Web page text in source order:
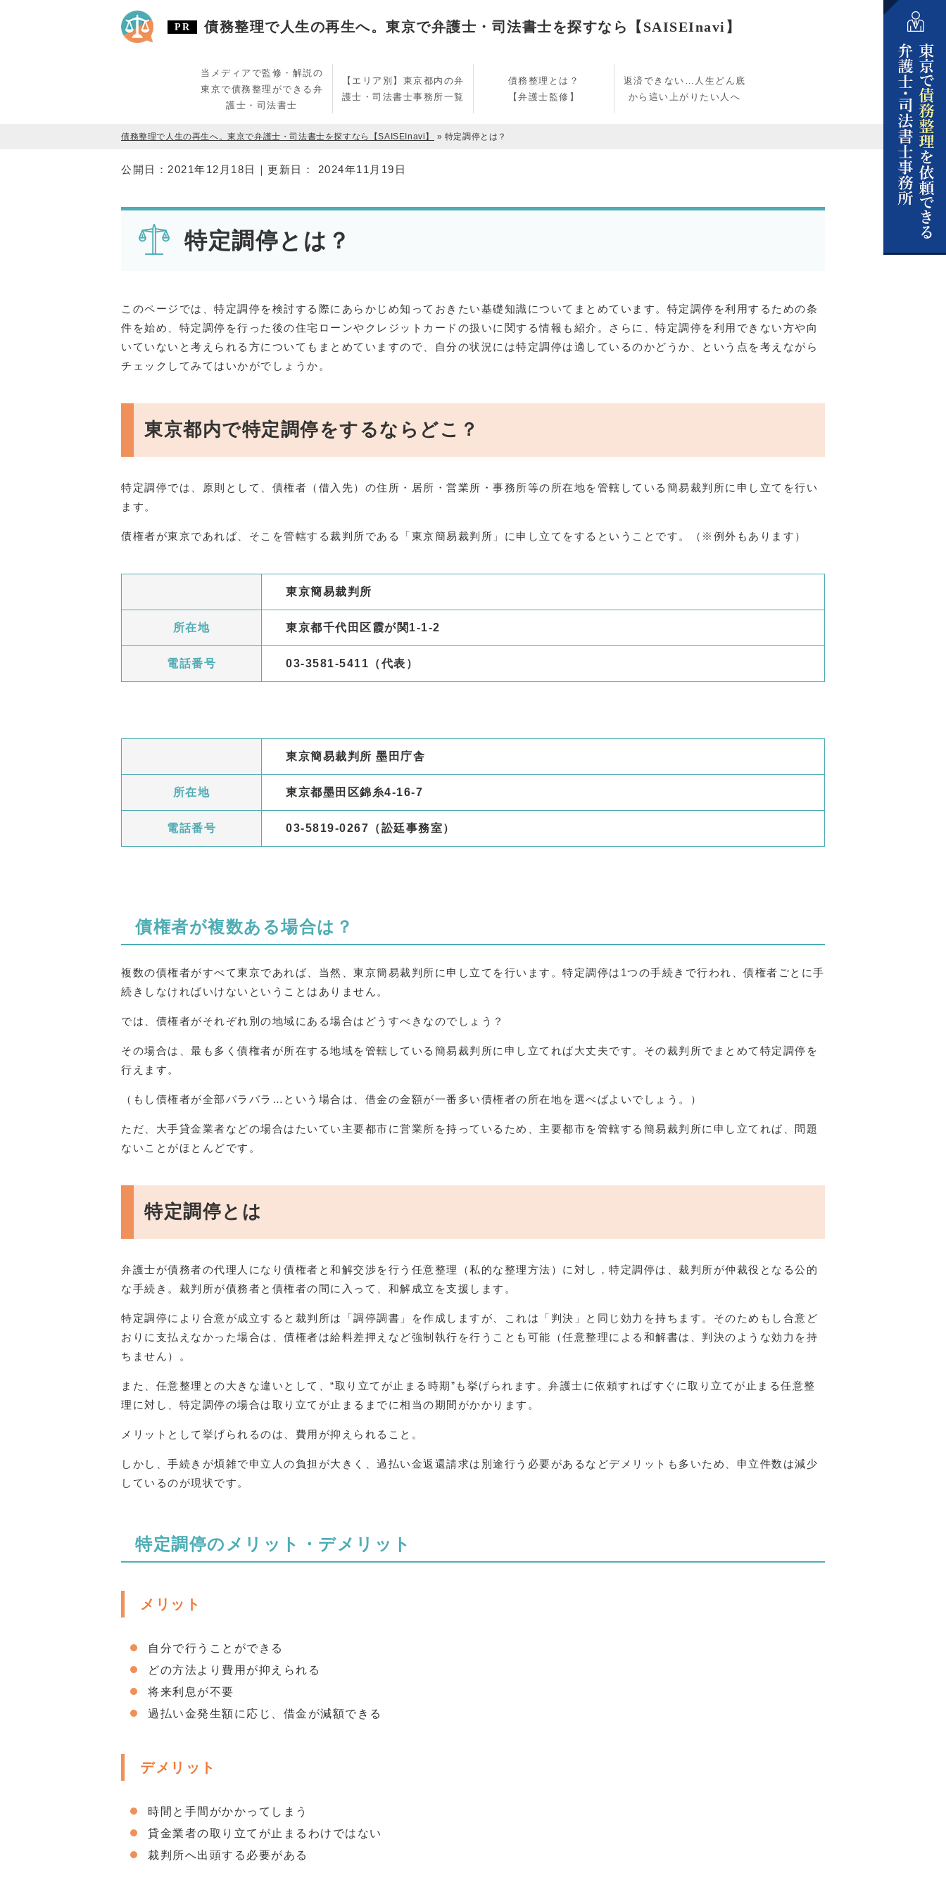
債務整理で人生の再生へ。東京で弁護士・司法書士を探すなら【SAISEInavi】
当メディアで監修・解説の
東京で債務整理ができる弁
護士・司法書士
【エリア別】東京都内の弁
護士・司法書士事務所一覧
債務整理とは？
【弁護士監修】
返済できない…人生どん底
から這い上がりたい人へ
債務整理で人生の再生へ。東京で弁護士・司法書士を探すなら【SAISEInavi】 » 特定調停とは？
公開日： 2021年12月18日 ｜更新日： 2024年11月19日
特定調停とは？
このページでは、特定調停を検討する際にあらかじめ知っておきたい基礎知識についてまとめています。特定調停を利用するための条
件を始め、特定調停を行った後の住宅ローンやクレジットカードの扱いに関する情報も紹介。さらに、特定調停を利用できない方や向
いていないと考えられる方についてもまとめていますので、自分の状況には特定調停は適しているのかどうか、という点を考えながら
チェックしてみてはいかがでしょうか。
東京都内で特定調停をするならどこ？
特定調停では、原則として、債権者（借入先）の住所・居所・営業所・事務所等の所在地を管轄している簡易裁判所に申し立てを行い
ます。
債権者が東京であれば、そこを管轄する裁判所である「東京簡易裁判所」に申し立てをするということです。（※例外もあります）
東京簡易裁判所
所在地 東京都千代田区霞が関1‐1‐2
電話番号 03‐3581‐5411（代表）
東京簡易裁判所 墨田庁舎
所在地 東京都墨田区錦糸4‐16‐7
電話番号 03‐5819‐0267（訟廷事務室）
債権者が複数ある場合は？
複数の債権者がすべて東京であれば、当然、東京簡易裁判所に申し立てを行います。特定調停は1つの手続きで行われ、債権者ごとに手
続きしなければいけないということはありません。
では、債権者がそれぞれ別の地域にある場合はどうすべきなのでしょう？
その場合は、最も多く債権者が所在する地域を管轄している簡易裁判所に申し立てれば大丈夫です。その裁判所でまとめて特定調停を
行えます。
（もし債権者が全部バラバラ…という場合は、借金の金額が一番多い債権者の所在地を選べばよいでしょう。）
ただ、大手貸金業者などの場合はたいてい主要都市に営業所を持っているため、主要都市を管轄する簡易裁判所に申し立てれば、問題
ないことがほとんどです。
特定調停とは
弁護士が債務者の代理人になり債権者と和解交渉を行う任意整理（私的な整理方法）に対し，特定調停は、裁判所が仲裁役となる公的
な手続き。裁判所が債務者と債権者の間に入って、和解成立を支援します。
特定調停により合意が成立すると裁判所は「調停調書」を作成しますが、これは「判決」と同じ効力を持ちます。そのためもし合意ど
おりに支払えなかった場合は、債権者は給料差押えなど強制執行を行うことも可能（任意整理による和解書は、判決のような効力を持
ちません）。
また、任意整理との大きな違いとして、“取り立てが止まる時期”も挙げられます。弁護士に依頼すればすぐに取り立てが止まる任意整
理に対し、特定調停の場合は取り立てが止まるまでに相当の期間がかかります。
メリットとして挙げられるのは、費用が抑えられること。
しかし、手続きが煩雑で申立人の負担が大きく、過払い金返還請求は別途行う必要があるなどデメリットも多いため、申立件数は減少
しているのが現状です。
特定調停のメリット・デメリット
メリット
自分で行うことができる
どの方法より費用が抑えられる
将来利息が不要
過払い金発生額に応じ、借金が減額できる
デメリット
時間と手間がかかってしまう
貸金業者の取り立てが止まるわけではない
裁判所へ出頭する必要がある